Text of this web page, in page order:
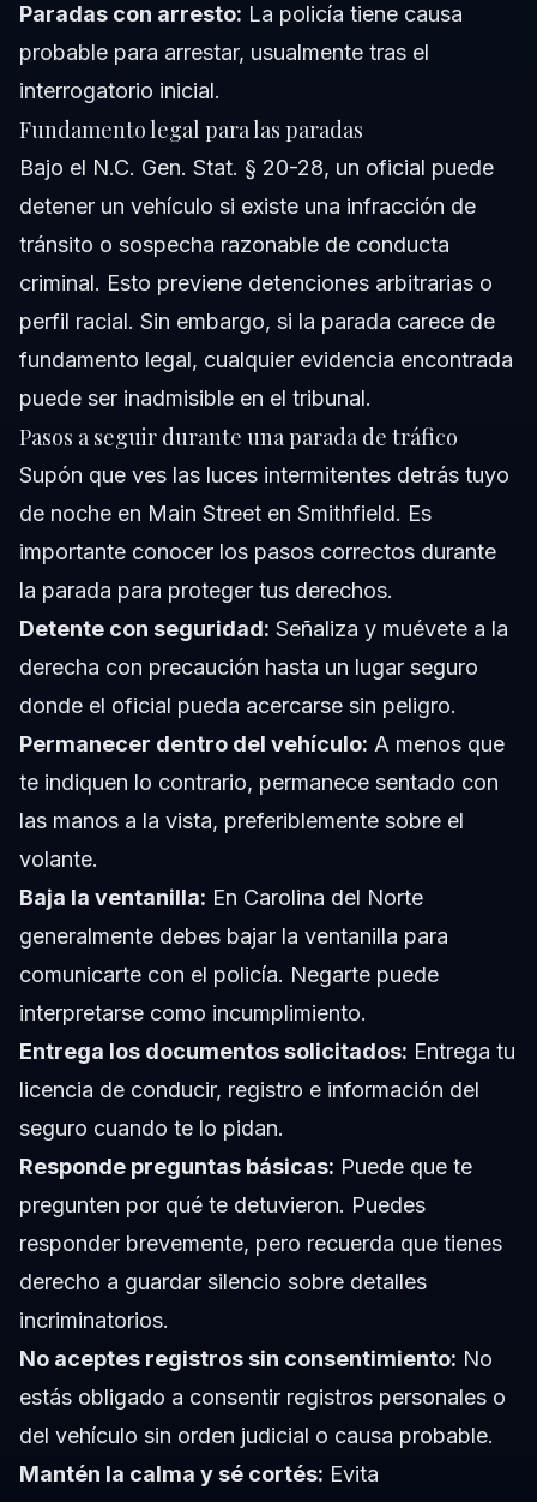
Paradas con arresto: La policía tiene causa
probable para arrestar, usualmente tras el
interrogatorio inicial.
Fundamento legal para las paradas
Bajo el N.C. Gen. Stat. § 20-28, un oficial puede
detener un vehículo si existe una infracción de
tránsito o sospecha razonable de conducta
criminal. Esto previene detenciones arbitrarias o
perfil racial. Sin embargo, si la parada carece de
fundamento legal, cualquier evidencia encontrada
puede ser inadmisible en el tribunal.
Pasos a seguir durante una parada de tráfico
Supón que ves las luces intermitentes detrás tuyo
de noche en Main Street en Smithfield. Es
importante conocer los pasos correctos durante
la parada para proteger tus derechos.
Detente con seguridad: Señaliza y muévete a la
derecha con precaución hasta un lugar seguro
donde el oficial pueda acercarse sin peligro.
Permanecer dentro del vehículo: A menos que
te indiquen lo contrario, permanece sentado con
las manos a la vista, preferiblemente sobre el
volante.
Baja la ventanilla: En Carolina del Norte
generalmente debes bajar la ventanilla para
comunicarte con el policía. Negarte puede
interpretarse como incumplimiento.
Entrega los documentos solicitados: Entrega tu
licencia de conducir, registro e información del
seguro cuando te lo pidan.
Responde preguntas básicas: Puede que te
pregunten por qué te detuvieron. Puedes
responder brevemente, pero recuerda que tienes
derecho a guardar silencio sobre detalles
incriminatorios.
No aceptes registros sin consentimiento: No
estás obligado a consentir registros personales o
del vehículo sin orden judicial o causa probable.
Mantén la calma y sé cortés: Evita